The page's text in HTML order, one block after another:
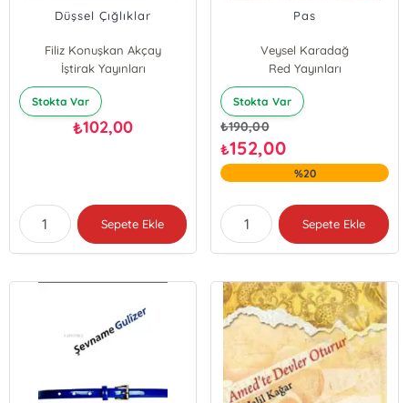
Düşsel Çığlıklar
Filiz Konuşkan Akçay
İştirak Yayınları
Stokta Var
₺102,00
Sepete Ekle
Pas
Veysel Karadağ
Red Yayınları
Stokta Var
₺190,00
₺152,00
%20
Sepete Ekle